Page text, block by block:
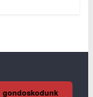
gondoskodunk